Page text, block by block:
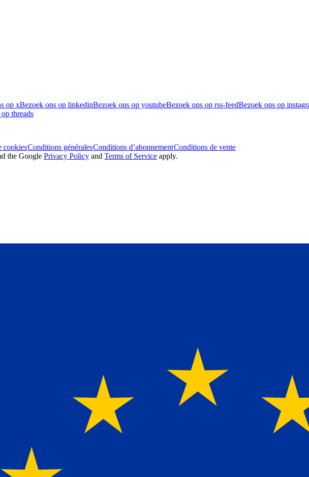
op xBezoek ons op linkedinBezoek ons op youtubeBezoek ons op rss-feedBezoek ons op
threads
cookiesConditions généralesConditions d’abonnementConditions de vente
the Google Privacy Policy and Terms of Service apply.